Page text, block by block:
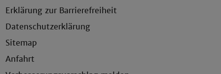
Erklärung zur Barrierefreiheit
Datenschutzerklärung
Sitemap
Anfahrt